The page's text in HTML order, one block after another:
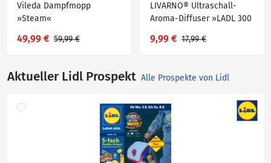
Vileda Dampfmopp
»Steam«
49,99 € 59,99 €
LIVARNO® Ultraschall-
Aroma-Diffuser »LADL 300
9,99 € 17,99 €
Aktueller Lidl Prospekt Alle Prospekte von Lidl